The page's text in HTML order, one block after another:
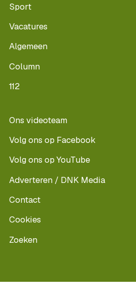
Sport
Vacatures
Algemeen
Column
112
Ons videoteam
Volg ons op Facebook
Volg ons op YouTube
Adverteren / DNK Media
Contact
Cookies
Zoeken